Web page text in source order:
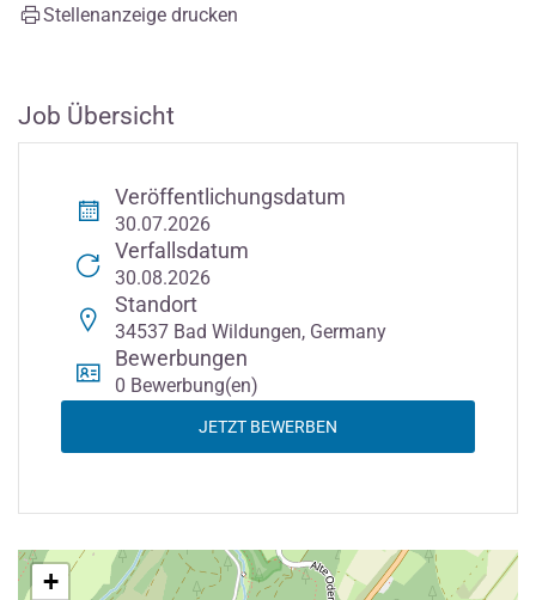
Stellenanzeige drucken
Job Übersicht
Veröffentlichungsdatum
30.07.2026
Verfallsdatum
30.08.2026
Standort
34537 Bad Wildungen, Germany
Bewerbungen
0 Bewerbung(en)
JETZT BEWERBEN
+